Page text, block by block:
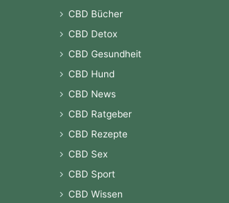
CBD Bücher
CBD Detox
CBD Gesundheit
CBD Hund
CBD News
CBD Ratgeber
CBD Rezepte
CBD Sex
CBD Sport
CBD Wissen